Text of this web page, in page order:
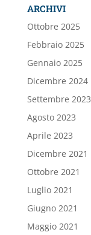
ARCHIVI
Ottobre 2025
Febbraio 2025
Gennaio 2025
Dicembre 2024
Settembre 2023
Agosto 2023
Aprile 2023
Dicembre 2021
Ottobre 2021
Luglio 2021
Giugno 2021
Maggio 2021